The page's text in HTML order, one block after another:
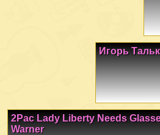
Игорь
2Pac Lady Liberty Needs
Warner